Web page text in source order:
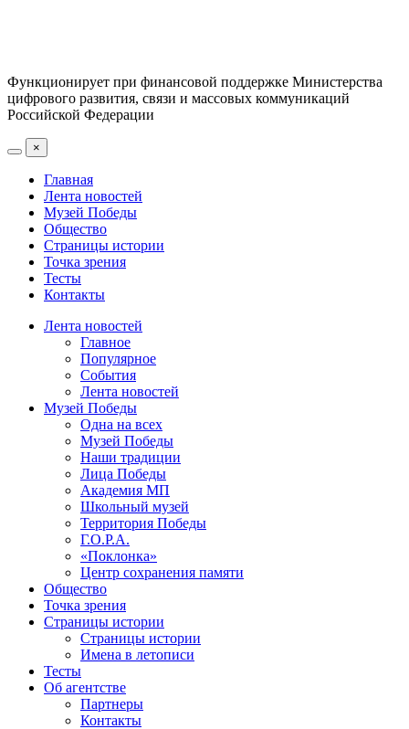
Функционирует при финансовой поддержке Министерства
цифрового развития, связи и массовых коммуникаций
Российской Федерации
×
Главная
Лента новостей
Музей Победы
Общество
Страницы истории
Точка зрения
Тесты
Контакты
Лента новостей
Главное
Популярное
События
Лента новостей
Музей Победы
Одна на всех
Музей Победы
Наши традиции
Лица Победы
Академия МП
Школьный музей
Территория Победы
Г.О.Р.А.
«Поклонка»
Центр сохранения памяти
Общество
Точка зрения
Страницы истории
Страницы истории
Имена в летописи
Тесты
Об агентстве
Партнеры
Контакты